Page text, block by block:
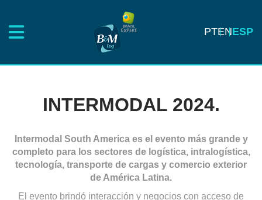
PTENESP
INTERMODAL 2024.
Intermodal South America es el evento más grande y
completo para los sectores de logística, intralogística,
tecnología, transporte de cargas y comercio exterior
de América Latina.
El evento brindó interacción y negocios con acceso de